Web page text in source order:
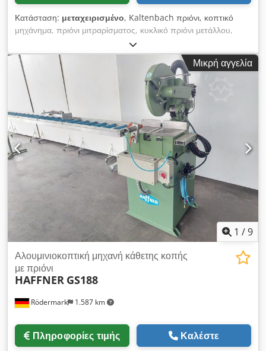
Κατάσταση: μεταχειρισμένο, Kaltenbach πριόνι, κοπτικό
μηχάνημα, πριόνι μιτραρίσματος, κυκλικό πριόνι μετάλλου,
μεταχειρισμένο μηχάνημα Κατασκευαστής: KALTENBACH
Μοντέλο: KKS Αριθμός μηχανήματος: 21139 Ηλεκτρικές
προδιαγραφές: 400 V Βάρος: περ. 1200 kg Ταχύτητες κοπής
(περιφερειακή ταχύτητα δίσκου): Z59 αριθμός δοντιών: • 1η
ταχύτητα: 17 m/min • 2η ταχύτητα: 34 m/min Z72 αριθμός
δοντιών: • 1η ταχύτητα: 14 m/min • 2η ταχύτητα: 28 m/min
Z90 αριθμός δοντιών: • 1η ταχύτητα: 11 m/min • 2η ταχύτητα:
22 m/min Crodpjyfnpiefx Akref
Μικρή αγγελία
1 /9
Rödermark 1.587 km
Αλουμινιοκοπτική μηχανή κάθετης κοπής
με πριόνι
HAFFNER GS188
Πληροφορίες τιμής Καλέστε